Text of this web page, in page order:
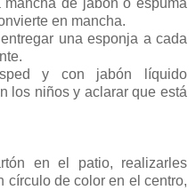
de jabón o espuma
en mancha.
una esponja a cada
y con jabón líquido
los niños y aclarar que está
en el patio, realizarles
círculo de color en el centro,